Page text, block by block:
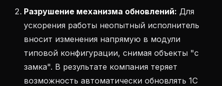
Разрушение механизма обновлений: Для
ускорения работы неопытный исполнитель
вносит изменения напрямую в модули
типовой конфигурации, снимая объекты "с
замка". В результате компания теряет
возможность автоматически обновлять 1С